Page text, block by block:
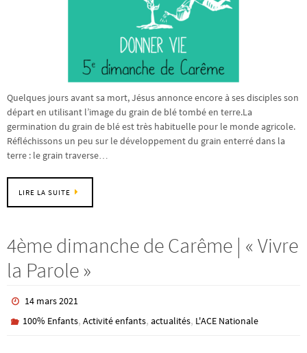
Quelques jours avant sa mort, Jésus annonce encore à ses disciples son
départ en utilisant l’image du grain de blé tombé en terre.La
germination du grain de blé est très habituelle pour le monde agricole.
Réfléchissons un peu sur le développement du grain enterré dans la
terre : le grain traverse…
LIRE LA SUITE
4ème dimanche de Carême | « Vivre
la Parole »
14 mars 2021
100% Enfants,Activité enfants,actualités, L'ACE Nationale